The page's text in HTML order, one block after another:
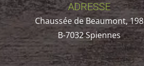
ADRESSE
Chaussée de Beaumont, 198
B-7032 Spiennes